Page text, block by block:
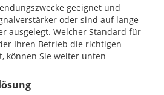
geeignet und
oder sind auf lange
ausgelegt. Welcher Standard für
Ihren Betrieb die richtigen
können Sie weiter unten